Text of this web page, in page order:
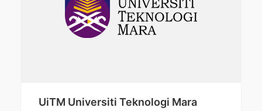
UiTM Universiti Teknologi Mara